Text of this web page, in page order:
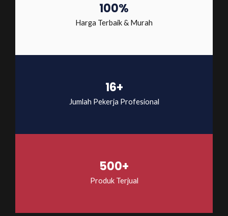
100%
Harga Terbaik & Murah
16+
Jumlah Pekerja Profesional
500+
Produk Terjual